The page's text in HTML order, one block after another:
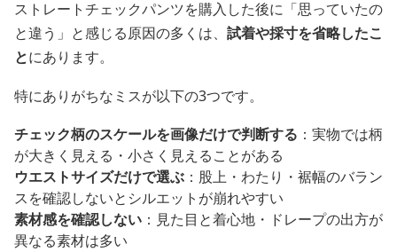
ストレートチェックパンツを購入した後に「思っていたの
と違う」と感じる原因の多くは、 試着や採寸を省略したこ
とにあります。
特にありがちなミスが以下の3つです。
チェック柄のスケールを画像だけで判断する ：実物では柄
が大きく見える・小さく見えることがある
ウエストサイズだけで選ぶ ：股上・わたり・裾幅のバラン
スを確認しないとシルエットが崩れやすい
素材感を確認しない ：見た目と着心地・ドレープの出方が
異なる素材は多い